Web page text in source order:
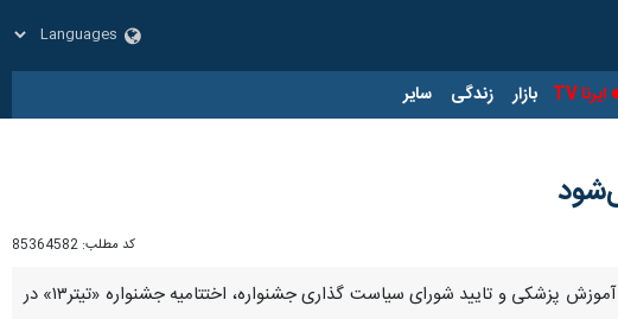
ایرنا TV بازار زندگی سایر
کد مطلب: 85364582
تهران - ایرنا - دبیر جشنواره رسانه و نشریات دانشجویی گفت: به درخواست وزارت بهداشت، درمان و آموزش پزشکی و تایید شورای سیاست گذاری جشنواره، اختتامیه جشنواره «تیتر۱۳» در